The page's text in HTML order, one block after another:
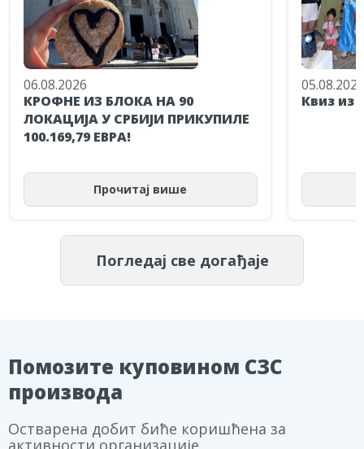
06.08.2026
КРОФНЕ ИЗ БЛОКА НА 90
ЛОКАЦИЈА У СРБИЈИ ПРИКУПИЛЕ
100.169,79 ЕВРА!
Прочитај више
05.08.2026
Квиз из
Погледај све догађаје
Помозите куповином СЗС
производа
Остварена добит биће коришћена за
активности организације